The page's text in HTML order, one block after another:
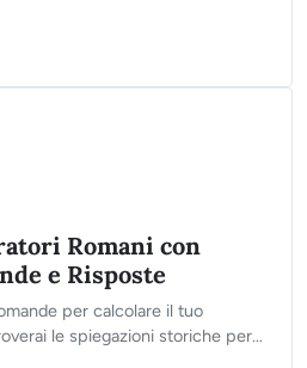
interattivo e scopri il tuo reale
Romani con
e Risposte
per calcolare il tuo
le spiegazioni storiche per